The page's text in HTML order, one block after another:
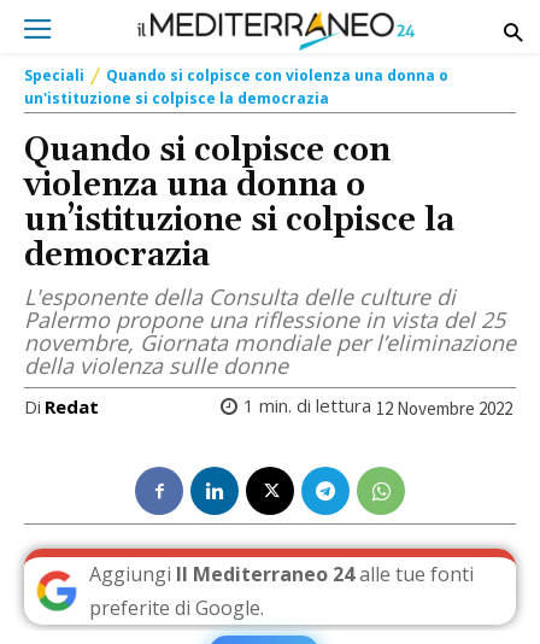
Speciali
Quando si colpisce con violenza una donna o
un'istituzione si colpisce la democrazia
Quando si colpisce con
violenza una donna o
un’istituzione si colpisce la
democrazia
L'esponente della Consulta delle culture di
Palermo propone una riflessione in vista del 25
novembre, Giornata mondiale per l’eliminazione
della violenza sulle donne
Di Redat 12 Novembre 2022
1 min. di lettura
Aggiungi Il Mediterraneo 24alle tue fonti
preferite di Google.